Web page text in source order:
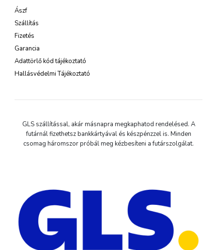
Ászf
Szállítás
Fizetés
Garancia
Adattörlő kód tájékoztató
Hallásvédelmi Tájékoztató
GLS szállítással, akár másnapra megkaphatod rendelésed. A
futárnál fizethetsz bankkártyával és készpénzzel is. Minden
csomag háromszor próbál meg kézbesíteni a futárszolgálat.